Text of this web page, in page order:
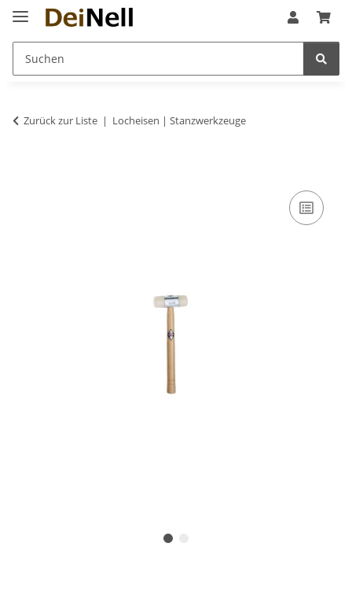
Zurück zur Liste Locheisen | Stanzwerkzeuge